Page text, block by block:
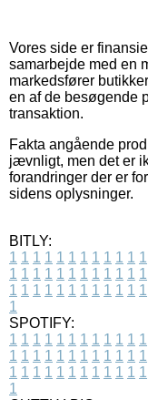
Vores side er
samarbejde med en
markedsfører
en af de besøgende
transaktion.
Fakta angående
jævnligt, men det er
forandringer der er
sidens oplysninger.
BITLY:
1 1 1 1 1 1 1 1 1 1 1 1
1 1 1 1 1 1 1 1 1 1 1 1
1 1 1 1 1 1 1 1 1 1 1 1
1
SPOTIFY:
1 1 1 1 1 1 1 1 1 1 1 1
1 1 1 1 1 1 1 1 1 1 1 1
1 1 1 1 1 1 1 1 1 1 1 1
1